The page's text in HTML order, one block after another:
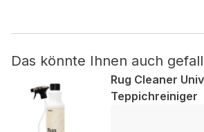
Das könnte Ihnen auch
Rug Cleaner
Teppichreiniger
Nicht kategorisiert.
Andere nicht kategorisierte Cookies sind
analysiert werden und noch keiner
wurden.